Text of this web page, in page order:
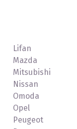
Lifan
Mazda
Mitsubishi
Nissan
Omoda
Opel
Peugeot